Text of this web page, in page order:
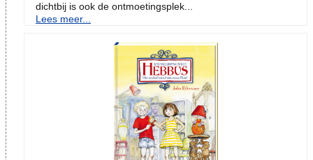
dichtbij is ook de ontmoetingsplek...
Lees meer...